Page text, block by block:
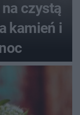
czystą
kamień i